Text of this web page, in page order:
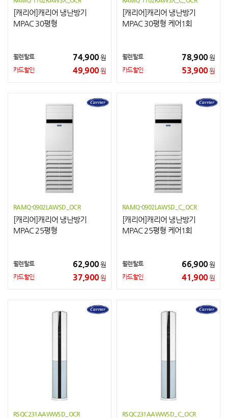
[캐리어]캐리어 냉난방기
MPAC 30평형
월렌탈료 74,900원
카드할인 49,900원
[캐리어]캐리어 냉난방기
MPAC 30평형 케어1회
월렌탈료 78,900원
카드할인 53,900원
RAMQ-0902LAWSD_OCR
[캐리어]캐리어 냉난방기
MPAC 25평형
월렌탈료 62,900원
카드할인 37,900원
RAMQ-0902LAWSD_C_OCR
[캐리어]캐리어 냉난방기
MPAC 25평형 케어1회
월렌탈료 66,900원
카드할인 41,900원
RSQC231AAWWSD_OCR RSQC231AAWWSD_C_OCR